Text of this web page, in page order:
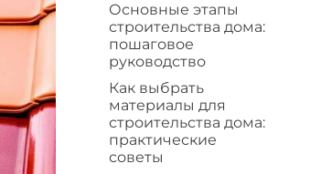
Основные этапы
строительства дома:
пошаговое
руководство
Как выбрать
материалы для
строительства дома:
практические
советы